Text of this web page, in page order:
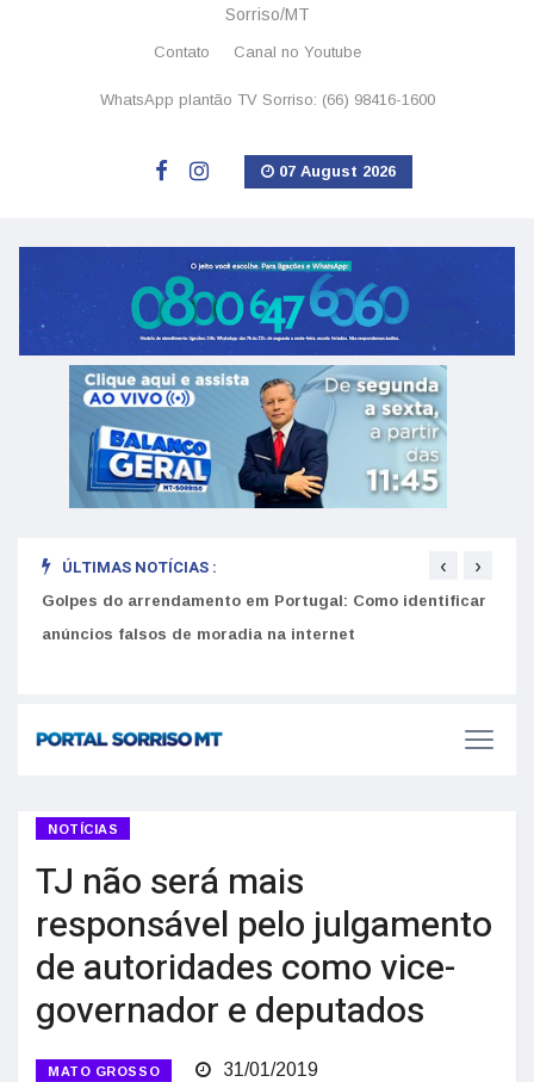
Sorriso/MT
Contato Canal no Youtube
WhatsApp plantão TV Sorriso: (66) 98416-1600
07 August 2026
ÚLTIMAS NOTÍCIAS :
Golpes do arrendamento em Portugal: Como identificar
anúncios falsos de moradia na internet
‹ ›
NOTÍCIAS
TJ não será mais
responsável pelo julgamento
de autoridades como vice-
governador e deputados
MATO GROSSO 31/01/2019